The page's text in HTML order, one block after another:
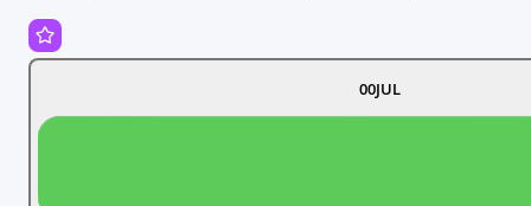
00JUL